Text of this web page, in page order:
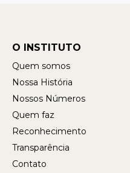
O INSTITUTO
Quem somos
Nossa História
Nossos Números
Quem faz
Reconhecimento
Transparência
Contato